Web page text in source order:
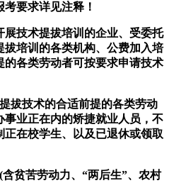
要求详见注释！
技术提拔培训的企业、受委托
培训的各类机构、公费加入培
各类劳动者可按要求申请技术
技术的合适前提的各类劳动
业正在内的矫捷就业人员，不
在校学生、以及已退休或领取
贫苦劳动力、“两后生”、农村